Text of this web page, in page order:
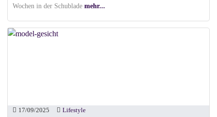
Wochen in der Schublade mehr...
17/09/2025 Lifestyle